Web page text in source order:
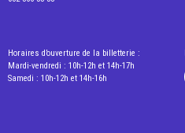
Horaires d’ouverture de la billetterie :
Mardi-vendredi : 10h-12h et 14h-17h
Samedi : 10h-12h et 14h-16h